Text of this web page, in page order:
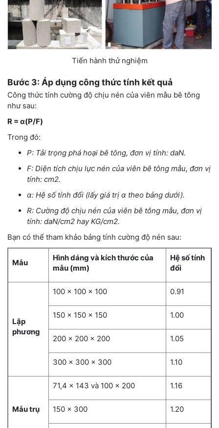
Tiến hành thử nghiệm
Bước 3: Áp dụng công thức tính kết quả
Công thức tính cường độ chịu nén của viên mẫu bê tông
như sau:
R = α(P/F)
Trong đó:
P: Tải trọng phá hoại bê tông, đơn vị tính: daN.
F: Diện tích chịu lực nén của viên bê tông mẫu, đơn vị
tính: cm2.
α: Hệ số tính đổi (lấy giá trị α theo bảng dưới).
R: Cường độ chịu nén của viên bê tông mẫu, đơn vị
tính: daN/cm2 hay KG/cm2.
Bạn có thể tham khảo bảng tính cường độ nén sau:
Mẫu
Hình dáng và kích thước của
mẫu (mm)
Hệ số tính
đổi
Lập
phương
100 x 100 x 100 0.91
150 x 150 x 150 1.00
200 x 200 x 200 1.05
300 x 300 x 300 1.10
Mẫu trụ
71,4 x 143 và 100 x 200 1.16
150 x 300 1.20